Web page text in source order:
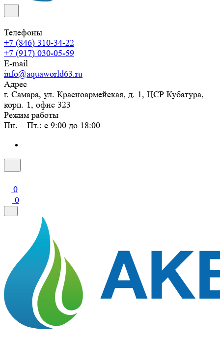
Телефоны
+7 (846) 310-34-22
+7 (917) 030-05-59
E-mail
info@aquaworld63.ru
Адрес
г. Самара, ул. Красноармейская, д. 1, ЦСР Кубатура,
корп. 1, офис 323
Режим работы
Пн. – Пт.: с 9:00 до 18:00
0
0